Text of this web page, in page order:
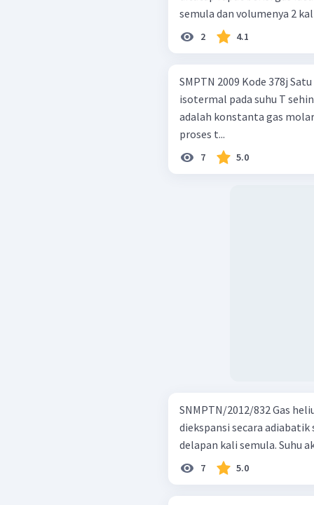
semula dan volumenya 2
2 4.1
SMPTN 2009 Kode 378j Satu mol gas ideal mengalami proses
isotermal pada suhu T
adalah konstanta gas
proses t...
7 5.0
SNMPTN/2012/832 Gas helium ( γ = 5/3) pada suhu 300 K dan tekanan 1
diekspansi secara
delapan kali semula. Suhu
7 5.0